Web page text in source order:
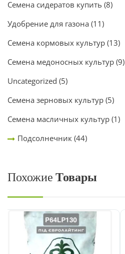
Семена сидератов купить (8)
Удобрение для газона (11)
Семена кормовых культур (13)
Семена медоносных культур (9)
Uncategorized (5)
Семена зерновых культур (5)
Семена масличных культур (1)
Подсолнечник (44)
Похожие Товары